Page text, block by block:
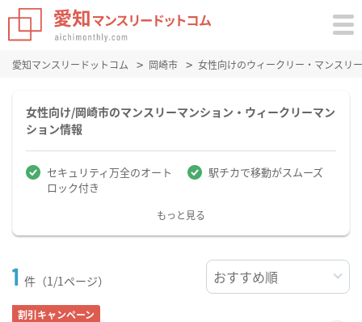
愛知マンスリードットコム 岡崎市 女性向けのウィークリー・マンスリ
女性向け/岡崎市のマンスリーマンション・ウィークリーマン
ション情報
セキュリティ万全のオート
ロック付き
駅チカで移動がスムーズ
もっと見る
1 件（1/1ページ）
割引キャンペーン